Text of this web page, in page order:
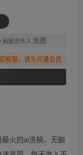
高级合伙人 免费
权限，请先开通会员
火的ai洗稿，无脑